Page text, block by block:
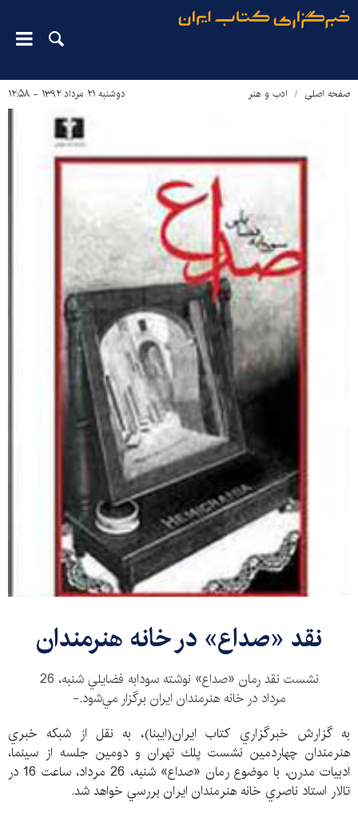
صفحه اصلی ادب و هنر دوشنبه ۲۱ مرداد ۱۳۹۲ - ۱۲:۵۸
نقد «صداع» در خانه هنرمندان
نشست نقد رمان «صداع» نوشته سودابه فضايلي ‌شنبه، 26
مرداد در خانه هنرمندان ايران برگزار مي‌شود.-
به گزارش خبرگزاري كتاب ايران(ايبنا)، به نقل از شبكه خبري
هنرمندان چهاردمين نشست پلك تهران و دومين جلسه از سينما،
ادبيات مدرن، با موضوع رمان «صداع» شنبه، 26 مرداد، ساعت 16 در
تالار استاد ناصري خانه هنرمندان ايران بررسي خواهد شد.